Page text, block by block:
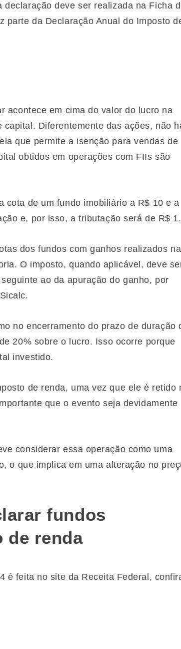
deve ser realizada na Ficha
parte da Declaração Anual do Imposto
acontece em cima do valor do lucro na
Diferentemente das ações, não
que permite a isenção para vendas de
obtidos em operações com FIIs são
cota de um fundo imobiliário a R$ 10 e a
e, por isso, a tributação será de R$ 1.
dos fundos com ganhos realizados na
O imposto, quando aplicável, deve
ao da apuração do ganho, por
no encerramento do prazo de duração
20% sobre o lucro. Isso ocorre porque
investido.
de renda, uma vez que ele é retido
que o evento seja devidamente
considerar essa operação como uma
o que implica em uma alteração no
fundos
de renda
é feita no site da Receita Federal,